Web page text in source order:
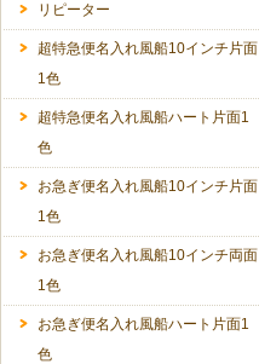
リピーター
超特急便名入れ風船10インチ片面
1色
超特急便名入れ風船ハート片面1
色
お急ぎ便名入れ風船10インチ片面
1色
お急ぎ便名入れ風船10インチ両面
1色
お急ぎ便名入れ風船ハート片面1
色